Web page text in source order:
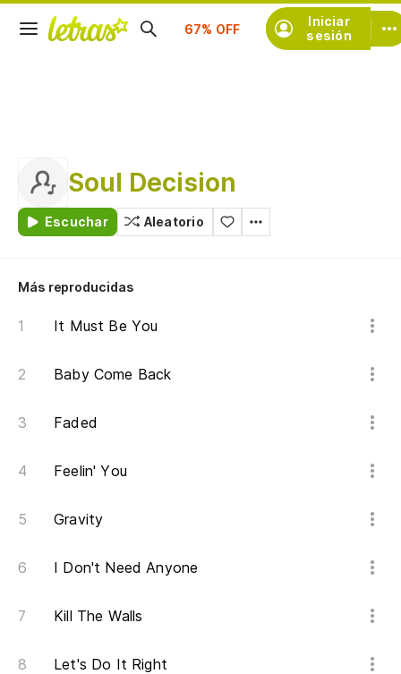
Iniciar
sesión
Suscríbete
Soul Decision
Escuchar Aleatorio
Más reproducidas
It Must Be You
Baby Come Back
Faded
Feelin' You
Gravity
I Don't Need Anyone
Kill The Walls
Let's Do It Right